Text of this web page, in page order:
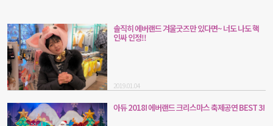
솔직히 에버랜드 겨울굿즈만 있다면~ 너도 나도 핵
인싸 인정!!
2019.01.04
아듀 2018! 에버랜드 크리스마스 축제공연 BEST 3!